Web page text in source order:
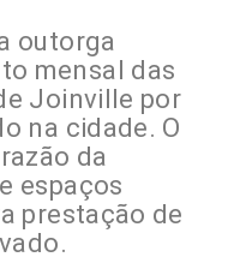
outorga
mensal das
Joinville por
na cidade. O
da
espaços
prestação de